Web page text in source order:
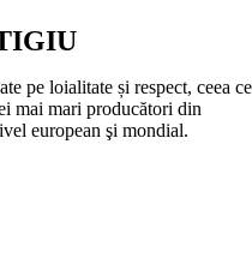
pe loialitate și respect, ceea ce
mai mari producători din
european şi mondial.